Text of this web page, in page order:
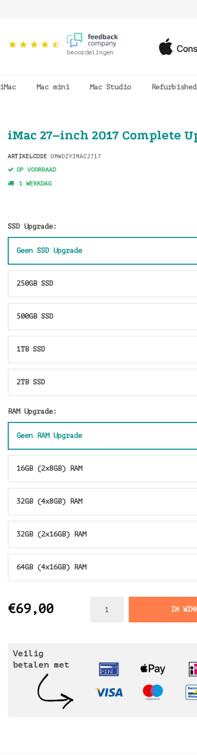
beoordelingen
iMac Mac mini Mac Studio Refurbished
iMac 27–inch 2017 Complete
ARTIKELCODE OMWDIYIMAC2717
OP VOORRAAD
1 WERKDAG
SSD Upgrade:
Geen SSD Upgrade
250GB SSD
500GB SSD
1TB SSD
2TB SSD
RAM Upgrade:
Geen RAM Upgrade
16GB (2x8GB) RAM
32GB (4x8GB) RAM
32GB (2x16GB) RAM
64GB (4x16GB) RAM
€69,00 IN
Veilig
betalen met